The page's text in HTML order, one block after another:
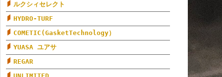
ルクシィセレクト
HYDRO-TURF
COMETIC(GasketTechnology）
YUASA ユアサ
REGAR